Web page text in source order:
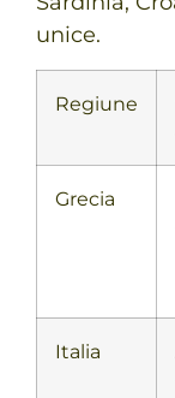
unice.
Regiune
Grecia
Italia